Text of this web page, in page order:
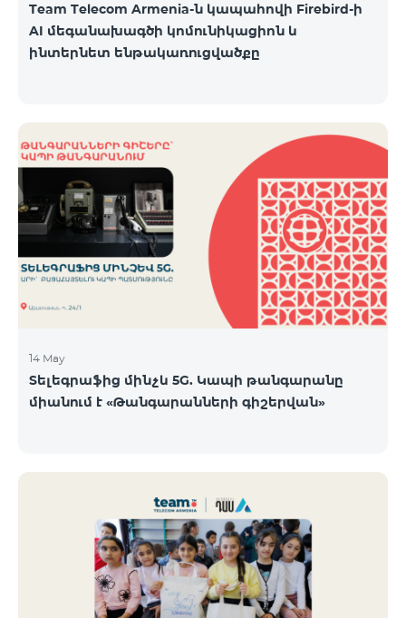
Team Telecom Armenia-ն կապահովի Firebird-ի
AI մեգանախագծի կոմունիկացիոն և
ինտերնետ ենթակառուցվածքը
14 May
Տելեգրաֆից մինչև 5G. Կապի թանգարանը
միանում է «Թանգարանների գիշերվան»